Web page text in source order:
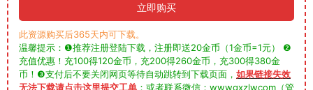
立即购买
此资源购买后365天内可下载。
温馨提示：❶推荐注册登陆下载，注册即送20金币（1金币=1元） ❷
充值优惠！充100得120金币，充200得260金币，充300得380金
币！❸支付后不要关闭网页等待自动跳转到下载页面， 如果链接失效
无法下载请点击这里提交工单 ：或者联系微信：wwwgxzlwcom（管